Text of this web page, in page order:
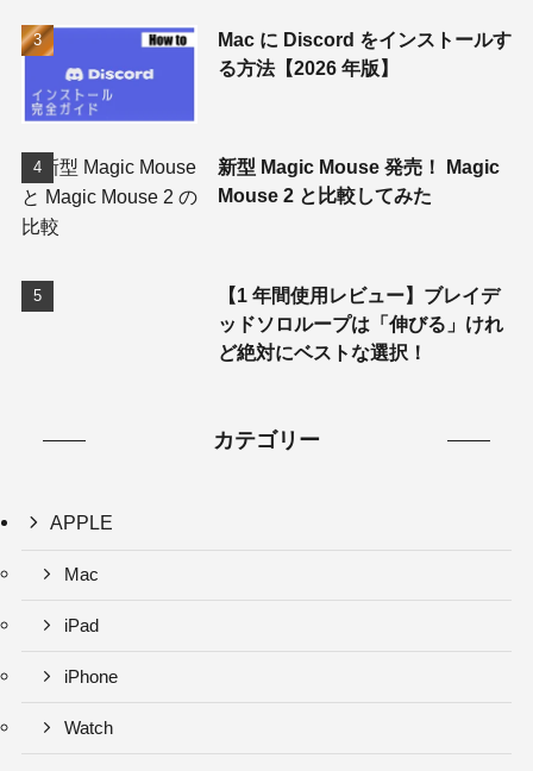
Mac に Discord をインストールす
る方法【2026 年版】
新型 Magic Mouse 発売！ Magic
Mouse 2 と比較してみた
【1 年間使用レビュー】ブレイデ
ッドソロループは「伸びる」けれ
ど絶対にベストな選択！
カテゴリー
APPLE
Mac
iPad
iPhone
Watch